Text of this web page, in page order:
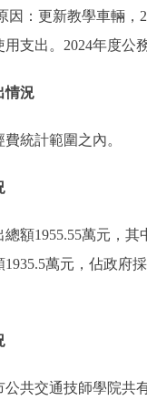
因：更新教學車輛
支出。2024年度公
情況
統計範圍之內。
總額1955.55萬元，
萬元，佔政府
公共交通技師學院共